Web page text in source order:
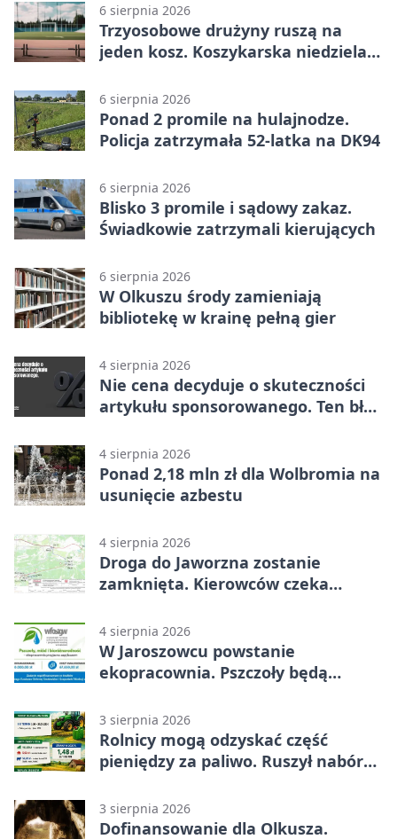
6 sierpnia 2026
Trzyosobowe drużyny ruszą na
jeden kosz. Koszykarska niedziela
6 sierpnia 2026
Ponad 2 promile na hulajnodze.
Policja zatrzymała 52-latka na DK94
6 sierpnia 2026
Blisko 3 promile i sądowy zakaz.
Świadkowie zatrzymali kierujących
6 sierpnia 2026
W Olkuszu środy zamieniają
bibliotekę w krainę pełną gier
4 sierpnia 2026
Nie cena decyduje o skuteczności
artykułu sponsorowanego. Ten błąd
4 sierpnia 2026
Ponad 2,18 mln zł dla Wolbromia na
usunięcie azbestu
4 sierpnia 2026
Droga do Jaworzna zostanie
zamknięta. Kierowców czeka
4 sierpnia 2026
W Jaroszowcu powstanie
ekopracownia. Pszczoły będą
3 sierpnia 2026
Rolnicy mogą odzyskać część
pieniędzy za paliwo. Ruszył nabór
3 sierpnia 2026
Dofinansowanie dla Olkusza.